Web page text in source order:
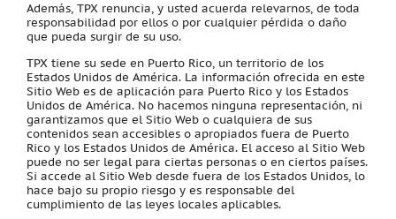
Además, TPX renuncia, y usted acuerda relevarnos, de toda
responsabilidad por ellos o por cualquier pérdida o daño
que pueda surgir de su uso.
TPX tiene su sede en Puerto Rico, un territorio de los
Estados Unidos de América. La información ofrecida en este
Sitio Web es de aplicación para Puerto Rico y los Estados
Unidos de América. No hacemos ninguna representación, ni
garantizamos que el Sitio Web o cualquiera de sus
contenidos sean accesibles o apropiados fuera de Puerto
Rico y los Estados Unidos de América. El acceso al Sitio Web
puede no ser legal para ciertas personas o en ciertos países.
Si accede al Sitio Web desde fuera de los Estados Unidos, lo
hace bajo su propio riesgo y es responsable del
cumplimiento de las leyes locales aplicables.